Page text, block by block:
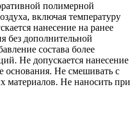
полимерной
включая температуру
нанесение на ранее
без дополнительной
состава более
Не допускается нанесение
Не смешивать с
материалов. Не наносить при